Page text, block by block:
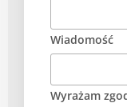
Wiadomość
Wyrażam